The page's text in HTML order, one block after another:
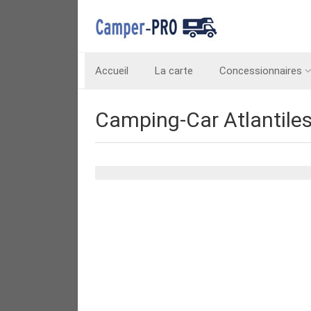
Accueil La carte Concessionnaires
Camping-Car Atlantiles